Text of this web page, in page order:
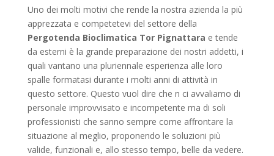
Uno dei molti motivi che rende la nostra azienda la più
apprezzata e competetevi del settore della
Pergotenda Bioclimatica Tor Pignattara e tende
da esterni è la grande preparazione dei nostri addetti, i
quali vantano una pluriennale esperienza alle loro
spalle formatasi durante i molti anni di attività in
questo settore. Questo vuol dire che n ci avvaliamo di
personale improvvisato e incompetente ma di soli
professionisti che sanno sempre come affrontare la
situazione al meglio, proponendo le soluzioni più
valide, funzionali e, allo stesso tempo, belle da vedere.